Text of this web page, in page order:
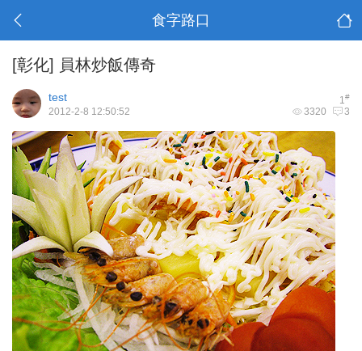
食字路口
[彰化] 員林炒飯傳奇
1#
test
3320 3
2012-2-8 12:50:52